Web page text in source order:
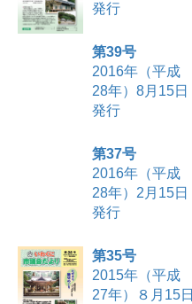
発行
第39号
2016年（平成
28年）8月15日
発行
第37号
2016年（平成
28年）2月15日
発行
第35号
2015年（平成
27年）８月15日